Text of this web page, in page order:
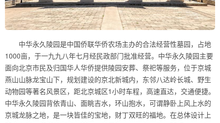
中华永久陵园是中国侨联华侨农场主办的合法经营性墓园，占地
1000亩，于一九九八年七月经民政部门批准经营。中华永久陵园主要
面向北京市民及归国华人华侨提供陵园安葬、祭祀等服务，位于京城
燕山山脉龙宝山下，规划建设的京北新城内，东邻八达岭长城、野生
动物园等著名风景区，距北京城区1小时车程，高速直达，交通便捷。
中华永久陵园背依青山、面眺吉水，环山抱水，可谓静卧上风上水的
京城龙脉之地，是一块皆佳的宝地，财丁双旺的福地。在总体设计上